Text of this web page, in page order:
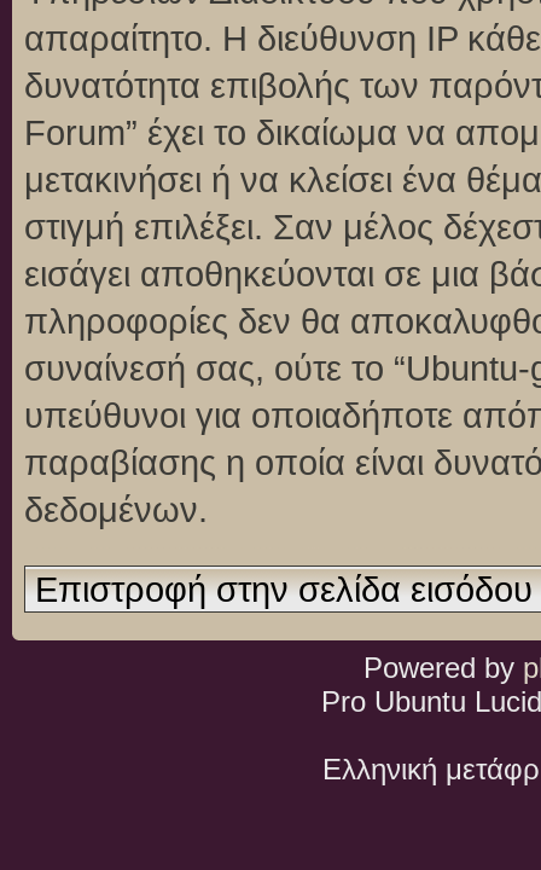
απαραίτητο. Η διεύθυνση IP
δυνατότητα επιβολής των
Forum” έχει το δικαίωμα να
μετακινήσει ή να κλείσει ένα
στιγμή επιλέξει. Σαν μέλος
εισάγει αποθηκεύονται σε μια
πληροφορίες δεν θα
συναίνεσή σας, ούτε το
υπεύθυνοι για οποιαδήποτε
παραβίασης η οποία είναι
δεδομένων.
Επιστροφή στην σελίδα εισόδου
Powered by
Pro Ubuntu
Ελληνική